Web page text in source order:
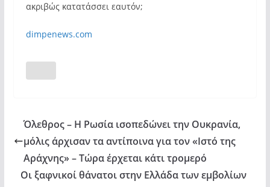
ακριβώς κατατάσσει εαυτόν;
dimpenews.com
Όλεθρος – Η Ρωσία ισοπεδώνει την Ουκρανία,
μόλις άρχισαν τα αντίποινα για τον «Ιστό της
Αράχνης» – Τώρα έρχεται κάτι τρομερό
Οι ξαφνικοί θάνατοι στην Ελλάδα των εμβολίων